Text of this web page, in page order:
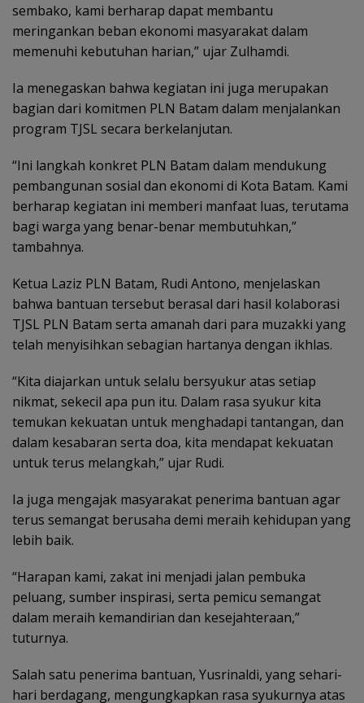
sembako, kami berharap dapat membantu
meringankan beban ekonomi masyarakat dalam
memenuhi kebutuhan harian,” ujar Zulhamdi.
Ia menegaskan bahwa kegiatan ini juga merupakan
bagian dari komitmen PLN Batam dalam menjalankan
program TJSL secara berkelanjutan.
“Ini langkah konkret PLN Batam dalam mendukung
pembangunan sosial dan ekonomi di Kota Batam. Kami
berharap kegiatan ini memberi manfaat luas, terutama
bagi warga yang benar-benar membutuhkan,”
tambahnya.
Ketua Laziz PLN Batam, Rudi Antono, menjelaskan
bahwa bantuan tersebut berasal dari hasil kolaborasi
TJSL PLN Batam serta amanah dari para muzakki yang
telah menyisihkan sebagian hartanya dengan ikhlas.
“Kita diajarkan untuk selalu bersyukur atas setiap
nikmat, sekecil apa pun itu. Dalam rasa syukur kita
temukan kekuatan untuk menghadapi tantangan, dan
dalam kesabaran serta doa, kita mendapat kekuatan
untuk terus melangkah,” ujar Rudi.
Ia juga mengajak masyarakat penerima bantuan agar
terus semangat berusaha demi meraih kehidupan yang
lebih baik.
“Harapan kami, zakat ini menjadi jalan pembuka
peluang, sumber inspirasi, serta pemicu semangat
dalam meraih kemandirian dan kesejahteraan,”
tuturnya.
Salah satu penerima bantuan, Yusrinaldi, yang sehari-
hari berdagang, mengungkapkan rasa syukurnya atas